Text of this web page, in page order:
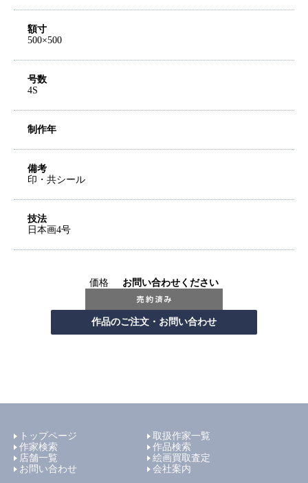
額寸
500×500
号数
4S
制作年
備考
印・共シール
技法
日本画4号
価格 お問い合わせください
トップページ
取扱作家一覧
作家検索
作品検索
店舗一覧
絵画買取査定
お問い合わせ
会社案内